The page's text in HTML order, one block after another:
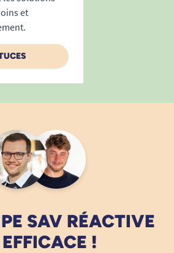
et
SAV RÉACTIVE
!